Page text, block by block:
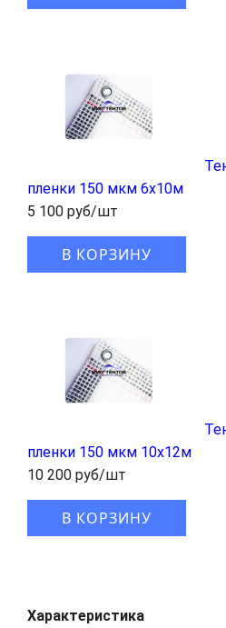
пленки 150 мкм 6x10м
5 100 руб/шт
В КОРЗИНУ
пленки 150 мкм 10x12м
10 200 руб/шт
В КОРЗИНУ
Характеристика